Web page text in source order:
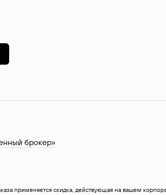
брокер»
применяется скидка, действующая на вашем